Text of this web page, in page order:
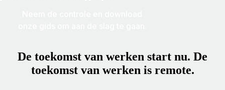
De toekomst van werken start nu. De
toekomst van werken is remote.